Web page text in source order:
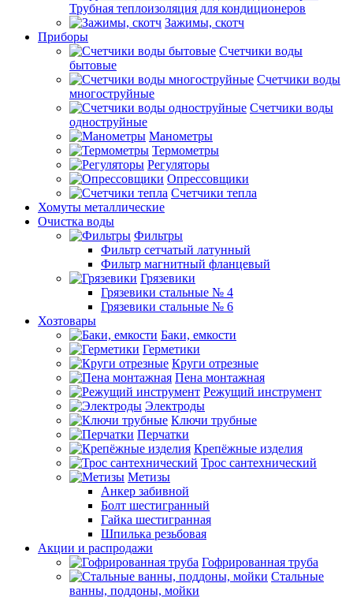
Трубная теплоизоляция для кондиционеров
Зажимы, скотч
Приборы
Счетчики воды
бытовые
Счетчики воды
многоструйные
Счетчики воды
одноструйные
Манометры
Термометры
Регуляторы
Опрессовщики
Счетчики тепла
Хомуты металлические
Очистка воды
Фильтры
Фильтр сетчатый латунный
Фильтр магнитный фланцевый
Грязевики
Грязевики стальные № 4
Грязевики стальные № 6
Хозтовары
Баки, емкости
Герметики
Круги отрезные
Пена монтажная
Режущий инструмент
Электроды
Ключи трубные
Перчатки
Крепёжные изделия
Трос сантехнический
Метизы
Анкер забивной
Болт шестигранный
Гайка шестигранная
Шпилька резьбовая
Акции и распродажи
Гофрированная труба
Стальные
ванны, поддоны, мойки